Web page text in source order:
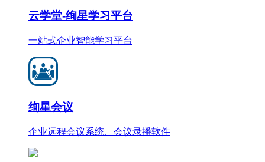
云学堂-绚星学习平台
一站式企业智能学习平台
绚星会议
企业远程会议系统、会议录播软件